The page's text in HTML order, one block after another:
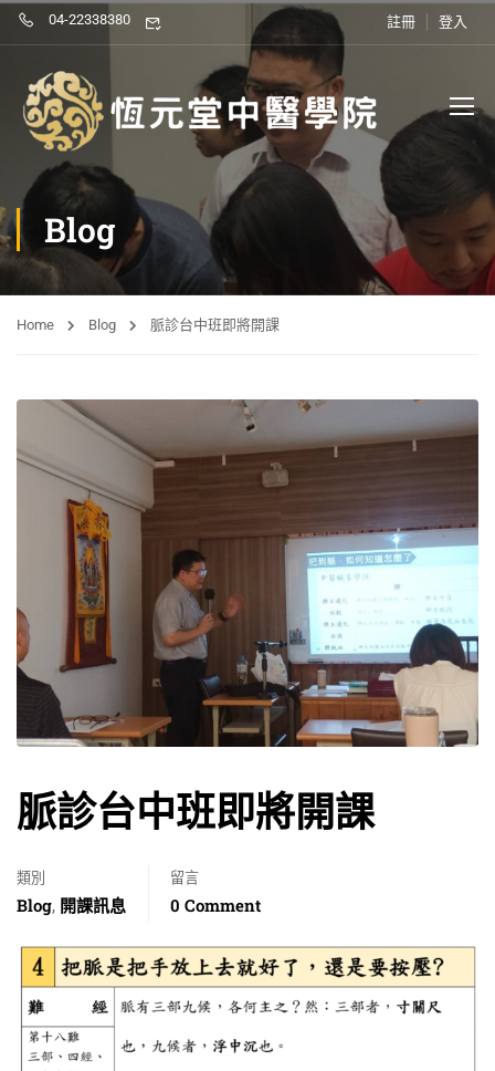
04-22338380 註冊 登入
Blog
Home Blog 脈診台中班即將開課
脈診台中班即將開課
類別
Blog, 開課訊息
留言
0 Comment